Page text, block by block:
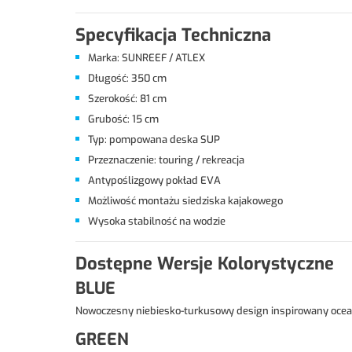
Specyfikacja Techniczna
Marka: SUNREEF / ATLEX
Długość: 350 cm
Szerokość: 81 cm
Grubość: 15 cm
Typ: pompowana deska SUP
Przeznaczenie: touring / rekreacja
Antypoślizgowy pokład EVA
Możliwość montażu siedziska kajakowego
Wysoka stabilność na wodzie
Dostępne Wersje Kolorystyczne
BLUE
Nowoczesny niebiesko-turkusowy design inspirowany
GREEN